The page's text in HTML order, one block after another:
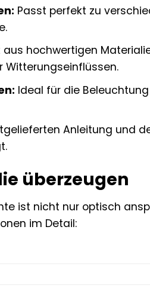
Passt perfekt zu
hochwertigen
Ideal für die
Anleitung und
überzeugen
ist nicht nur optisch
im Detail: